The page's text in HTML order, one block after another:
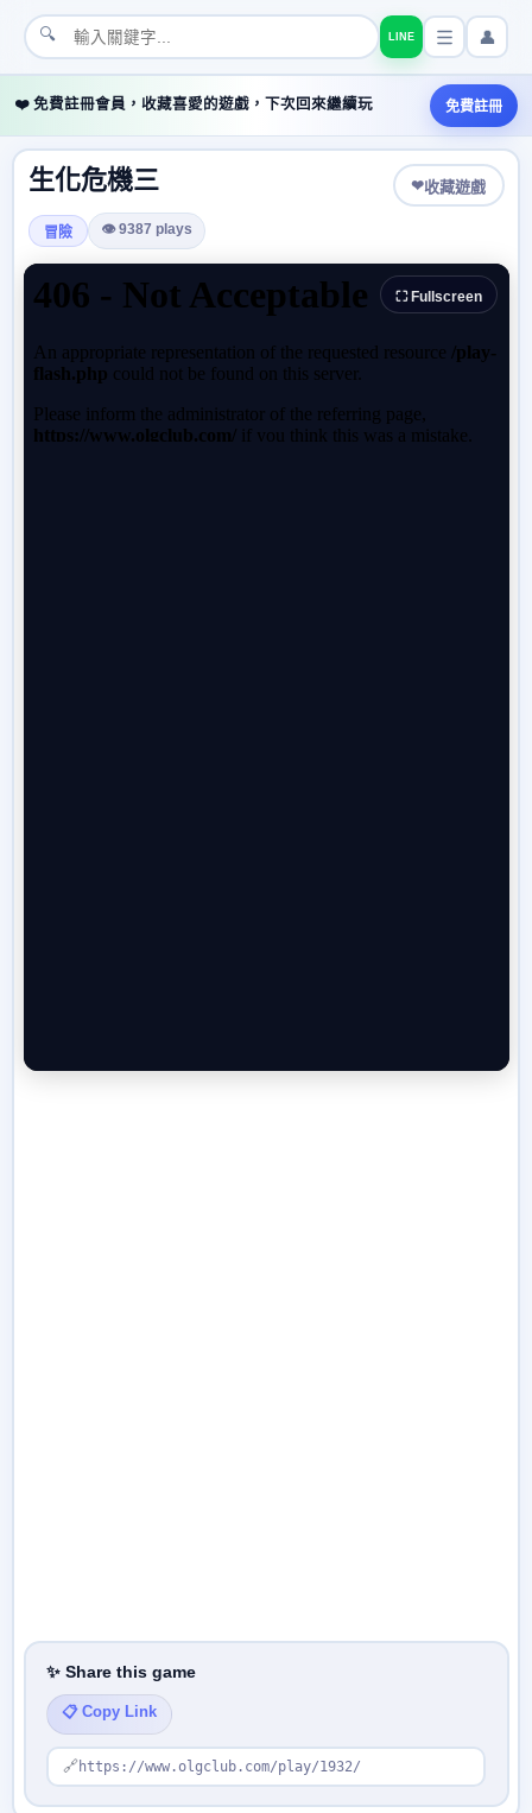
🔍 LINE 👤
❤️ 免費註冊會員，收藏喜愛的遊戲，下次回來繼續玩 免費註冊
生化危機三 ❤收藏遊戲
冒險 👁 9387 plays
⛶ Fullscreen
✨ Share this game
📋 Copy Link
🔗 https://www.olgclub.com/play/1932/